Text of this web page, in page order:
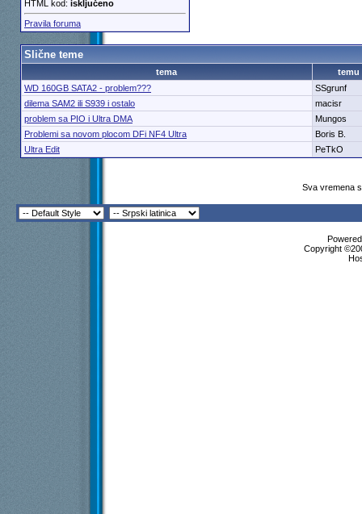
HTML kod: isključeno
Pravila foruma
Slične teme
tema
temu
WD 160GB SATA2 - problem???
SSgrunf
dilema SAM2 ili S939 i ostalo
macisr
problem sa PIO i Ultra DMA
Mungos
Problemi sa novom plocom DFi NF4 Ultra
Boris B.
Ultra Edit
PeTkO
Sva vremena
Copyright